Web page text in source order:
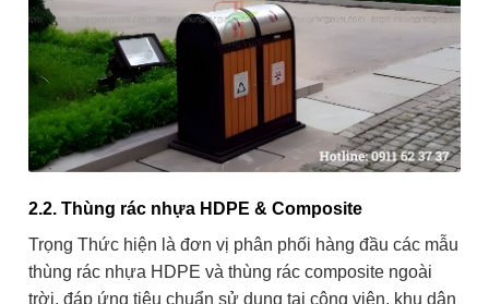
2.2. Thùng rác nhựa HDPE & Composite
Trọng Thức hiện là đơn vị phân phối hàng đầu các mẫu
thùng rác nhựa HDPE và thùng rác composite ngoài
trời, đáp ứng tiêu chuẩn sử dụng tại công viên, khu dân